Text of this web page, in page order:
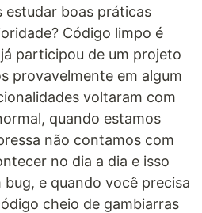
estudar boas práticas
Código limpo é
participou de um projeto
provavelmente em algum
voltaram com
quando estamos
não contamos com
no dia a dia e isso
e quando você precisa
cheio de gambiarras